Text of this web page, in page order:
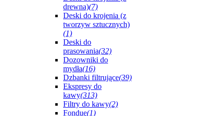
drewna)(7)
Deski do krojenia (z
tworzyw sztucznych)
(1)
Deski do
prasowania(32)
Dozowniki do
mydła(16)
Dzbanki filtrujące(39)
Ekspresy do
kawy(313)
Filtry do kawy(2)
Fondue(1)